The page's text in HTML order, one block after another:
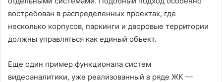
востребован в распределенных проектах, где
несколько корпусов, паркинги и дворовые территории
должны управляться как единый объект.
Еще один пример функционала систем
видеоаналитики, уже реализованный в ряде ЖК —